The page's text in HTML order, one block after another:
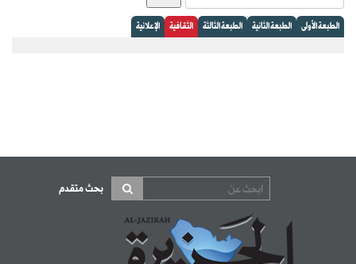
الطبعة الأولى الطبعة الثانية الطبعة الثالثة الثقافية الإعلانية
بحث متقدم